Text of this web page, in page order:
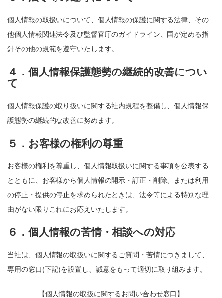
個人情報の取扱いについて、個人情報の保護に関する法律、その
他個人情報関連法令及び監督官庁のガイドライン、国が定める指
針その他の規範を遵守いたします。
４．個人情報保護態勢の継続的改善につい
て
個人情報保護の取り扱いに関する社内規程を整備し、個人情報保
護態勢の継続的な改善に努めます。
５．お客様の権利の尊重
お客様の権利を尊重し、個人情報取扱いに関する事項を公表する
とともに、お客様から個人情報の開示・訂正・削除、または利用
の停止・提供の停止を求められたときは、法令等による特別な理
由がない限りこれにお応えいたします。
６．個人情報の苦情・相談への対応
当社は、個人情報の取扱いに関するご質問・苦情につきまして、
専用の窓口(下記)を設置し、誠意をもって適切に取り組みます。
【個人情報の取扱に関するお問い合わせ窓口】